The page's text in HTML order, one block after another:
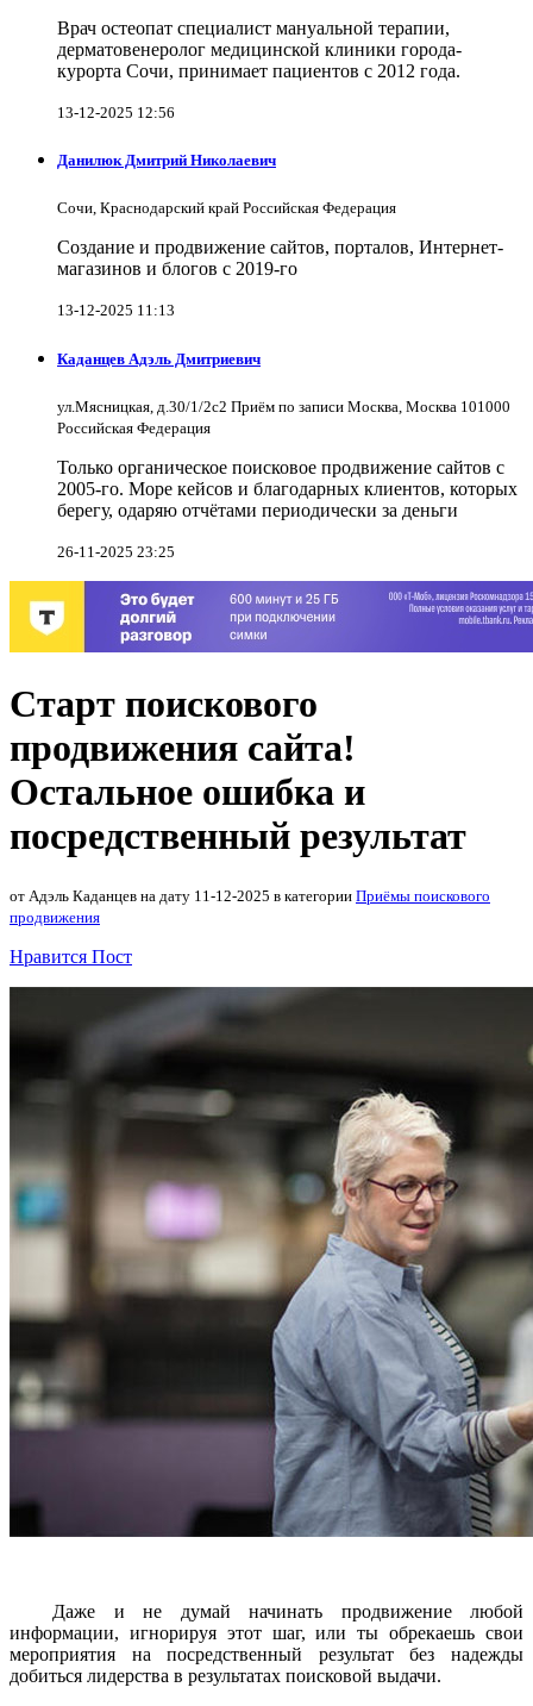
Врач остеопат специалист мануальной терапии,
дерматовенеролог медицинской клиники города-
курорта Сочи, принимает пациентов с 2012 года.
13-12-2025 12:56
Данилюк Дмитрий Николаевич
Сочи, Краснодарский край Российская Федерация
Создание и продвижение сайтов, порталов, Интернет-
магазинов и блогов с 2019-го
13-12-2025 11:13
Каданцев Адэль Дмитриевич
ул.Мясницкая, д.30/1/2с2 Приём по записи Москва, Москва 101000
Российская Федерация
Только органическое поисковое продвижение сайтов с
2005-го. Море кейсов и благодарных клиентов, которых
берегу, одаряю отчётами периодически за деньги
26-11-2025 23:25
Старт поискового
продвижения сайта!
Остальное ошибка и
посредственный результат
от Адэль Каданцев на дату 11-12-2025 в категории Приёмы поискового
продвижения
Нравится Пост
Даже и не думай начинать продвижение любой
информации, игнорируя этот шаг, или ты обрекаешь свои
мероприятия на посредственный результат без надежды
добиться лидерства в результатах поисковой выдачи.